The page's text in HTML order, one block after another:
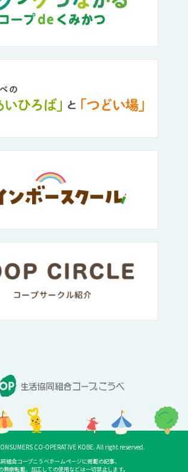
CO-OPERATIVE KOBE. All right reserved.
組合コープこうべホームページに掲載の記事、
無断転載、加工しての使用などは一切禁止します。